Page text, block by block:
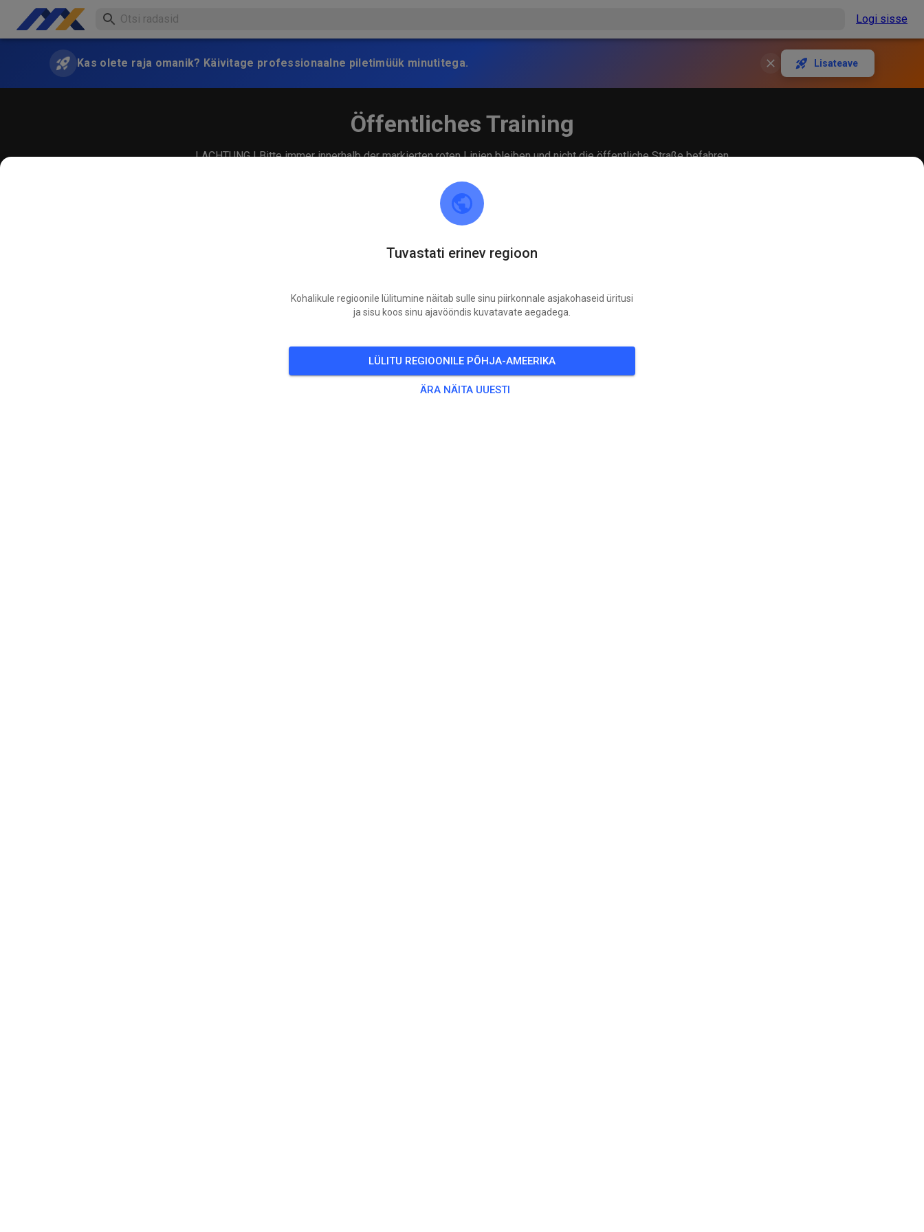
Logi sisse
Kas olete raja omanik? Käivitage professionaalne piletimüük minutitega. Lisateave
Öffentliches Training
! ACHTUNG ! Bitte immer innerhalb der markierten roten Linien bleiben und nicht die öffentliche Straße befahren
Tuvastati erinev regioon
Kohalikule regioonile lülitumine näitab sulle sinu piirkonnale asjakohaseid üritusi
ja sisu koos sinu ajavööndis kuvatavate aegadega.
LÜLITU REGIOONILE PÕHJA-AMEERIKA
ÄRA NÄITA UUESTI